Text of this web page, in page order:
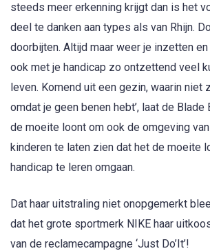
steeds meer erkenning krijgt dan is het
deel te danken aan types als van Rhijn.
doorbijten. Altijd maar weer je inzetten
ook met je handicap zo ontzettend veel
leven. Komend uit een gezin, waarin niet
omdat je geen benen hebt’, laat de
de moeite loont om ook de omgeving
kinderen te laten zien dat het de moeite
handicap te leren omgaan.
Dat haar uitstraling niet onopgemerkt
dat het grote sportmerk NIKE haar
van de reclamecampagne ‘Just Do’It’!